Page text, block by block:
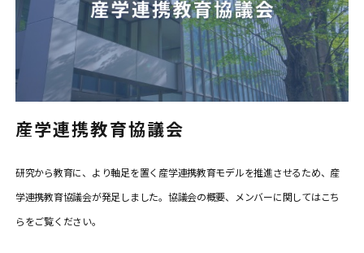
産学連携教育協議会
研究から教育に、より軸足を置く産学連携教育モデルを推進させるため、産
学連携教育協議会が発足しました。協議会の概要、メンバーに関してはこち
らをご覧ください。